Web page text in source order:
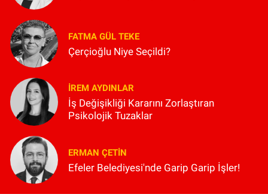
FATMA GÜL TEKE
Çerçioğlu Niye Seçildi?
İREM AYDINLAR
İş Değişikliği Kararını Zorlaştıran
Psikolojik Tuzaklar
ERMAN ÇETIN
Efeler Belediyesi'nde Garip Garip İşler!